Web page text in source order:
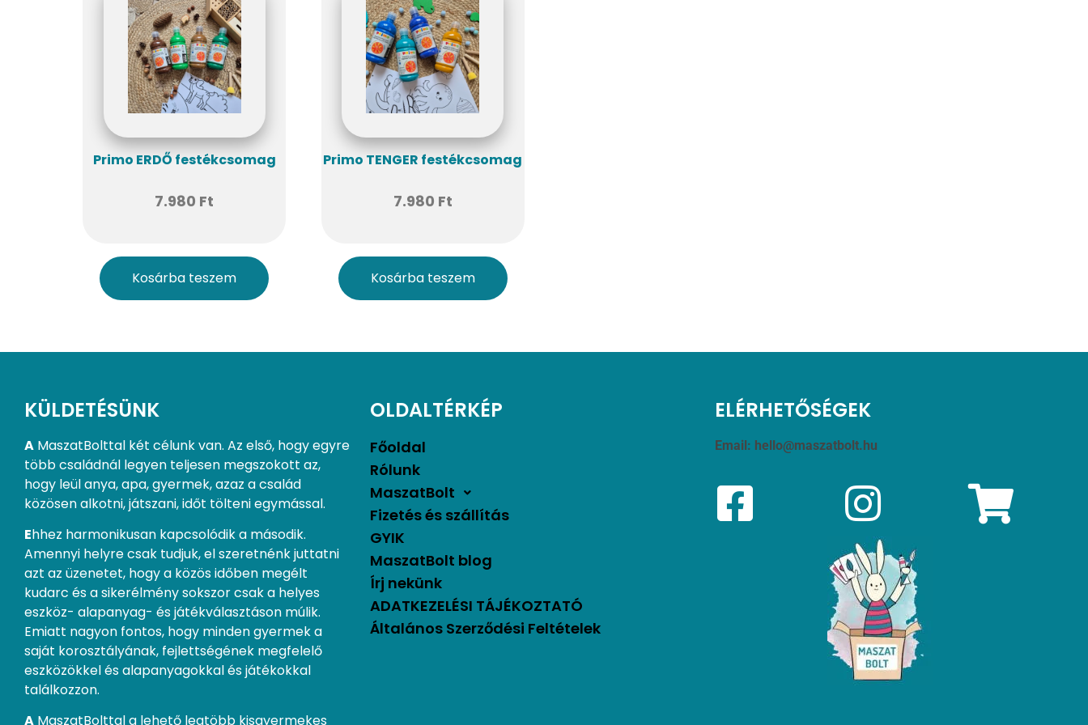
Primo ERDŐ festékcsomag
7.980 Ft
Kosárba teszem
Primo TENGER festékcsomag
7.980 Ft
Kosárba teszem
KÜLDETÉSÜNK
A MaszatBolttal két célunk van. Az első, hogy egyre
több családnál legyen teljesen megszokott az,
hogy leül anya, apa, gyermek, azaz a család
közösen alkotni, játszani, időt tölteni egymással.
Ehhez harmonikusan kapcsolódik a második.
Amennyi helyre csak tudjuk, el szeretnénk juttatni
azt az üzenetet, hogy a közös időben megélt
kudarc és a sikerélmény sokszor csak a helyes
eszköz- alapanyag- és játékválasztáson múlik.
Emiatt nagyon fontos, hogy minden gyermek a
saját korosztályának, fejlettségének megfelelő
eszközökkel és alapanyagokkal és játékokkal
találkozzon.
A MaszatBolttal a lehető legtöbb kisgyermekes
OLDALTÉRKÉP
Főoldal
Rólunk
MaszatBolt
Fizetés és szállítás
GYIK
MaszatBolt blog
Írj nekünk
ADATKEZELÉSI TÁJÉKOZTATÓ
Általános Szerződési Feltételek
ELÉRHETŐSÉGEK
Email: hello@maszatbolt.hu